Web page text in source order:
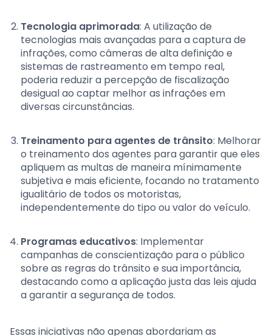
Tecnologia aprimorada: A utilização de
tecnologias mais avançadas para a captura de
infrações, como câmeras de alta definição e
sistemas de rastreamento em tempo real,
poderia reduzir a percepção de fiscalização
desigual ao captar melhor as infrações em
diversas circunstâncias.
Treinamento para agentes de trânsito: Melhorar
o treinamento dos agentes para garantir que eles
apliquem as multas de maneira mínimamente
subjetiva e mais eficiente, focando no tratamento
igualitário de todos os motoristas,
independentemente do tipo ou valor do veículo.
Programas educativos: Implementar
campanhas de conscientização para o público
sobre as regras do trânsito e sua importância,
destacando como a aplicação justa das leis ajuda
a garantir a segurança de todos.
Essas iniciativas não apenas abordariam as